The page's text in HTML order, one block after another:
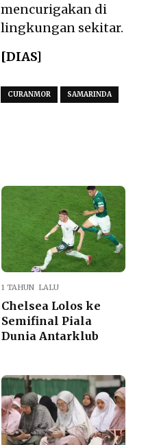
mencurigakan di
lingkungan sekitar.
[DIAS]
CURANMOR SAMARINDA
1 TAHUN LALU
Chelsea Lolos ke
Semifinal Piala
Dunia Antarklub